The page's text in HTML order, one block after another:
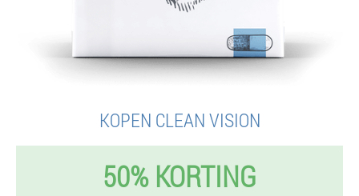
KOPEN CLEAN VISION
50% KORTING